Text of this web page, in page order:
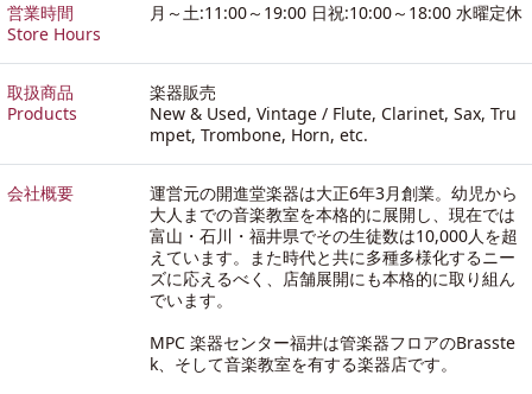
営業時間
Store Hours
月～土:11:00～19:00 日祝:10:00～18:00 水曜定休
取扱商品
Products
楽器販売
New & Used, Vintage / Flute, Clarinet, Sax, Tru
mpet, Trombone, Horn, etc.
会社概要
運営元の開進堂楽器は大正6年3月創業。幼児から
大人までの音楽教室を本格的に展開し、現在では
富山・石川・福井県でその生徒数は10,000人を超
えています。また時代と共に多種多様化するニー
ズに応えるべく、店舗展開にも本格的に取り組ん
でいます。
MPC 楽器センター福井は管楽器フロアのBrasste
k、そして音楽教室を有する楽器店です。